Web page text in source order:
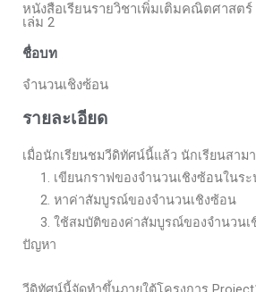
หนังสือเรียนรายวิชาเพิ่มเติมคณิตศาสต
เล่ม 2
ชื่อบท
จำนวนเชิงซ้อน
รายละเอียด
เมื่อนักเรียนชมวีดิทัศน์นี้แล้ว นักเรียนสาม
1. เขียนกราฟของจำนวนเชิงซ้อนในระ
2. หาค่าสัมบูรณ์ของจำนวนเชิงซ้อน
3. ใช้สมบัติของค่าสัมบูรณ์ของจำนวนเ
ปัญหา